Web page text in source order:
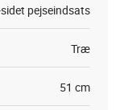
pejseindsats
Træ
51 cm